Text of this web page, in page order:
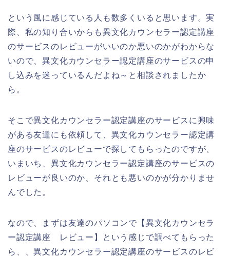
という風に感じている人も数多くいると思います。実
際、私の知り合いからも異文化カウンセラー認定講座
のサービスのレビューがいいのか悪いのかがわからな
いので、異文化カウンセラー認定講座のサービスの申
し込みを迷っているんだよね～と相談されましたか
ら。
そこで異文化カウンセラー認定講座のサービスに興味
がある友達にも依頼して、異文化カウンセラー認定講
座のサービスのレビューで探してもらったのですが、
いまいち、異文化カウンセラー認定講座のサービスの
レビューが良いのか、それとも悪いのかが分かりませ
んでした。
なので、まずは友達のパソコンで【異文化カウンセラ
ー認定講座 レビュー】という感じで調べてもらった
ら、、異文化カウンセラー認定講座のサービスのレビ